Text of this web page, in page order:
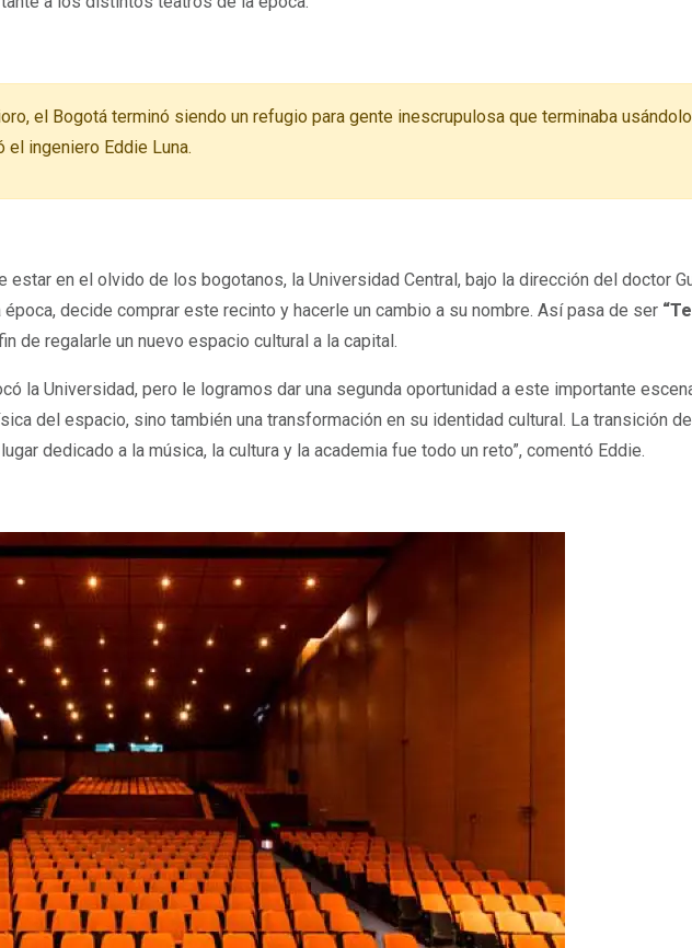
el Bogotá terminó siendo un refugio para gente inescrupulosa que terminaba usándolo
el ingeniero Eddie Luna.
estar en el olvido de los bogotanos, la Universidad Central, bajo la dirección del doctor
época, decide comprar este recinto y hacerle un cambio a su nombre. Así pasa de ser
de regalarle un nuevo espacio cultural a la capital.
la Universidad, pero le logramos dar una segunda oportunidad a este importante
del espacio, sino también una transformación en su identidad cultural. La transición de
dedicado a la música, la cultura y la academia fue todo un reto”, comentó Eddie.